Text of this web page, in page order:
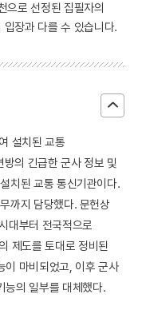
으로 선정된 집필자의
장과 다를 수 있습니다.
설치된 교통
의 긴급한 군사 정보 및
치된 교통 통신기관이다.
까지 담당했다. 문헌상
대부터 전국적으로
제도를 토대로 정비된
이 마비되었고, 이후 군사
능의 일부를 대체했다.